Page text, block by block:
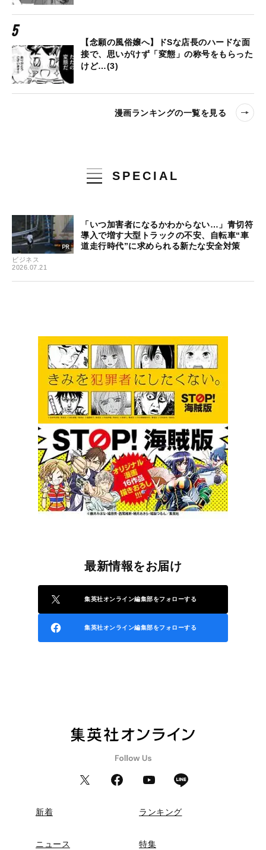
【念願の風俗嬢へ】ドSな店長のハードな面
接で、思いがけず「変態」の称号をもらった
けど…(3)
漫画ランキングの一覧を見る
SPECIAL
ビジネス
2026.07.21
「いつ加害者になるかわからない…」青切符
導入で増す大型トラックの不安、自転車“車
道走行時代”に求められる新たな安全対策
最新情報をお届け
集英社オンライン編集部をフォローする
集英社オンライン編集部をフォローする
新着 ランキング
ニュース 特集